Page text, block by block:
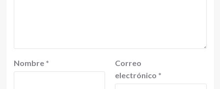
Nombre *
Correo
electrónico *